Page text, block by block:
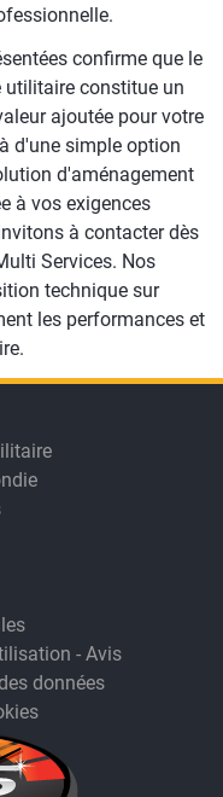
confirme que le
utilitaire constitue un
ajoutée pour votre
d'une simple option
d'aménagement
à vos exigences
à contacter dès
Services. Nos
technique sur
les performances et
- Avis
données